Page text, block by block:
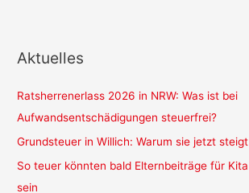
Aktuelles
Ratsherrenerlass 2026 in NRW: Was ist bei
Aufwandsentschädigungen steuerfrei?
Grundsteuer in Willich: Warum sie jetzt steigt
So teuer könnten bald Elternbeiträge für Kita
sein